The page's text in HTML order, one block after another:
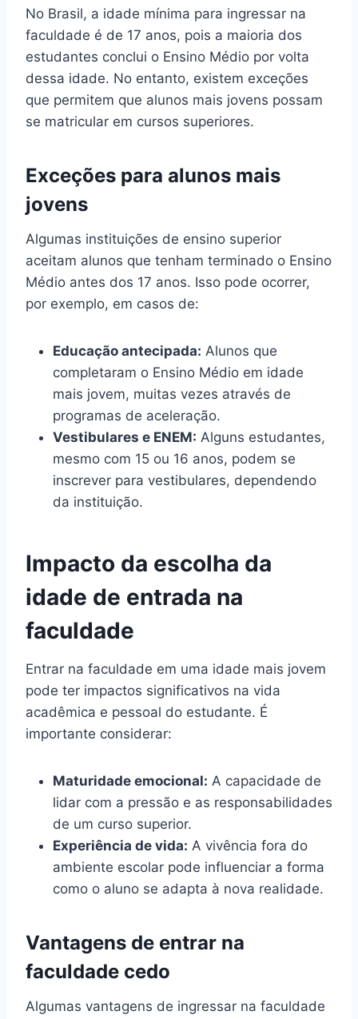
No Brasil, a idade mínima para ingressar na
faculdade é de 17 anos, pois a maioria dos
estudantes conclui o Ensino Médio por volta
dessa idade. No entanto, existem exceções
que permitem que alunos mais jovens possam
se matricular em cursos superiores.
Exceções para alunos mais
jovens
Algumas instituições de ensino superior
aceitam alunos que tenham terminado o Ensino
Médio antes dos 17 anos. Isso pode ocorrer,
por exemplo, em casos de:
Educação antecipada: Alunos que
completaram o Ensino Médio em idade
mais jovem, muitas vezes através de
programas de aceleração.
Vestibulares e ENEM: Alguns estudantes,
mesmo com 15 ou 16 anos, podem se
inscrever para vestibulares, dependendo
da instituição.
Impacto da escolha da
idade de entrada na
faculdade
Entrar na faculdade em uma idade mais jovem
pode ter impactos significativos na vida
acadêmica e pessoal do estudante. É
importante considerar:
Maturidade emocional: A capacidade de
lidar com a pressão e as responsabilidades
de um curso superior.
Experiência de vida: A vivência fora do
ambiente escolar pode influenciar a forma
como o aluno se adapta à nova realidade.
Vantagens de entrar na
faculdade cedo
Algumas vantagens de ingressar na faculdade